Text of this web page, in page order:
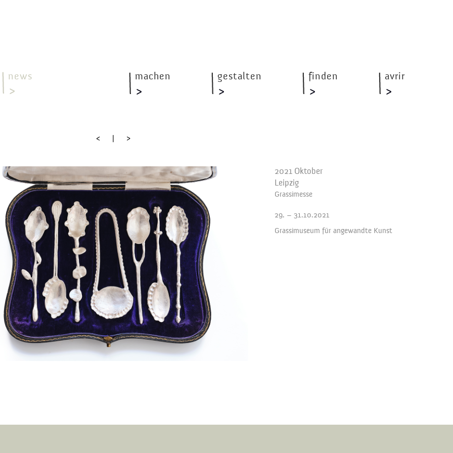
news machen gestalten finden avrir
< >
2021 Oktober
Leipzig
Grassimesse
29. – 31.10.2021
Grassimuseum für angewandte Kunst